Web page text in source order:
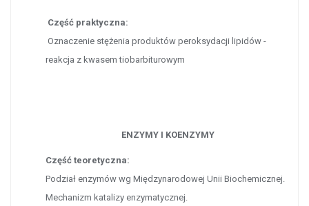
Część praktyczna:
Oznaczenie stężenia produktów peroksydacji lipidów -
reakcja z kwasem tiobarbiturowym
ENZYMY I KOENZYMY
Część teoretyczna:
Podział enzymów wg Międzynarodowej Unii Biochemicznej.
Mechanizm katalizy enzymatycznej.